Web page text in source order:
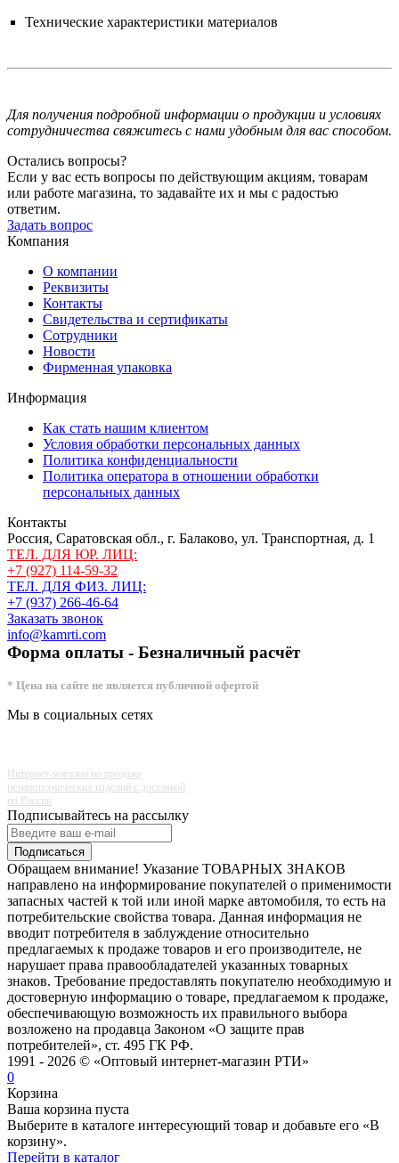
Технические характеристики материалов
Для получения подробной информации о продукции и условиях
сотрудничества свяжитесь с нами удобным для вас способом.
Остались вопросы?
Если у вас есть вопросы по действующим акциям, товарам
или работе магазина, то задавайте их и мы с радостью
ответим.
Задать вопрос
Компания
О компании
Реквизиты
Контакты
Свидетельства и сертификаты
Сотрудники
Новости
Фирменная упаковка
Информация
Как стать нашим клиентом
Условия обработки персональных данных
Политика конфиденциальности
Политика оператора в отношении обработки
персональных данных
Контакты
Россия, Саратовская обл., г. Балаково, ул. Транспортная, д. 1
ТЕЛ. ДЛЯ ЮР. ЛИЦ:
+7 (927) 114-59-32
ТЕЛ. ДЛЯ ФИЗ. ЛИЦ:
+7 (937) 266-46-64
Заказать звонок
info@kamrti.com
Форма оплаты - Безналичный расчёт
* Цена на сайте не является публичной офертой
Мы в социальных сетях
Интернет-магазин по продаже
резинотехнических изделий с доставкой
по России
Подписывайтесь на рассылку
Подписаться
Обращаем внимание! Указание ТОВАРНЫХ ЗНАКОВ
направлено на информирование покупателей о применимости
запасных частей к той или иной марке автомобиля, то есть на
потребительские свойства товара. Данная информация не
вводит потребителя в заблуждение относительно
предлагаемых к продаже товаров и его производителе, не
нарушает права правообладателей указанных товарных
знаков. Требование предоставлять покупателю необходимую и
достоверную информацию о товаре, предлагаемом к продаже,
обеспечивающую возможность их правильного выбора
возложено на продавца Законом «О защите прав
потребителей», ст. 495 ГК РФ.
1991 - 2026 © «Оптовый интернет-магазин РТИ»
0
Корзина
Ваша корзина пуста
Выберите в каталоге интересующий товар и добавьте его «В
корзину».
Перейти в каталог